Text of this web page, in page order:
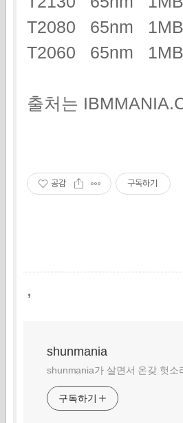
T2080 65nm
T2060 65nm
출처는
공감 구독하기
,
shunmania
shunmania가 살면서 온갖 헛
구독하기